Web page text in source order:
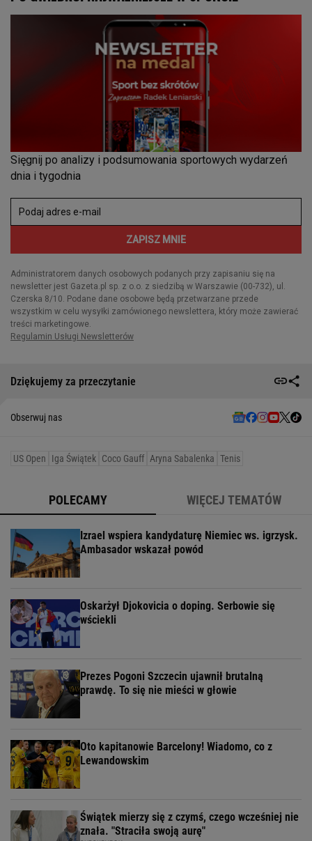
Dziękujemy za przeczytanie
Obserwuj nas
US Open Iga Świątek Coco Gauff Aryna Sabalenka Tenis
POLECAMY WIĘCEJ TEMATÓW
Izrael wspiera kandydaturę Niemiec ws. igrzysk.
Ambasador wskazał powód
Oskarżył Djokovicia o doping. Serbowie się
wściekli
Prezes Pogoni Szczecin ujawnił brutalną
prawdę. To się nie mieści w głowie
Oto kapitanowie Barcelony! Wiadomo, co z
Lewandowskim
Świątek mierzy się z czymś, czego wcześniej nie
znała. "Straciła swoją aurę"